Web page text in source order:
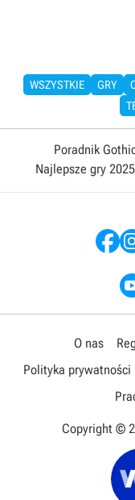
WSZYSTKIE GRY
Poradnik
Najlepsze gry
O nas
Polityka prywatności
Copyright ©